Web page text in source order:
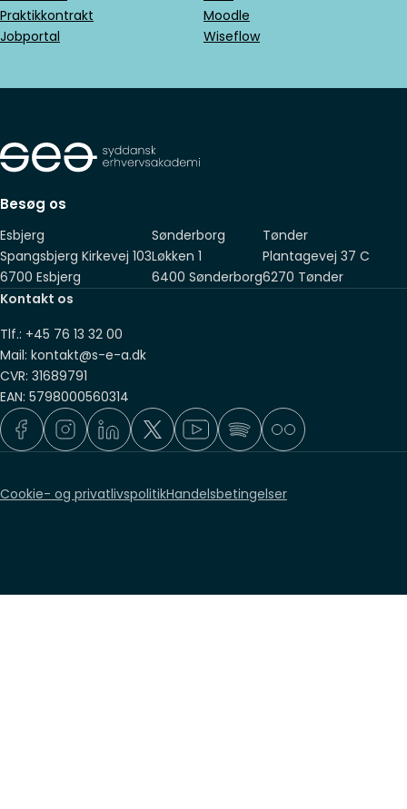
En relevant erhvervsuddannelse
En relevant grunduddannelse for voksne (GVU)
Suppleret med 2 års relevant erhvervserfaring, som du har
eksamen
Praktikkontrakt
Moodle
Jobportal
Wiseflow
Besøg os
Esbjerg
Spangsbjerg Kirkevej 103
6700 Esbjerg
Sønderborg
Løkken 1
6400 Sønderborg
Tønder
Plantagevej 37 C
6270 Tønder
Kontakt os
Tlf.: +45 76 13 32 00
Mail: kontakt@s-e-a.dk
CVR: 31689791
EAN: 5798000560314
Cookie- og privatlivspolitikHandelsbetingelser